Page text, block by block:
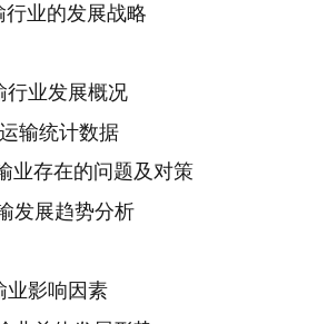
行业的发展战略
行业发展概况
输统计数据
业存在的问题及对策
发展趋势分析
业影响因素